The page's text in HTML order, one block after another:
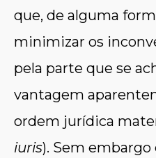
que, de alguma
minimizar os
pela parte que se
vantagem
ordem jurídica
iuris). Sem